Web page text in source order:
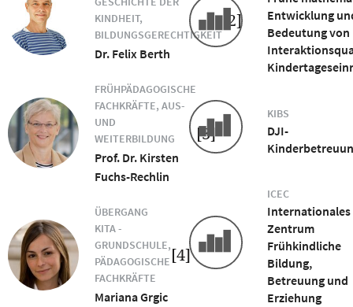
KINDHEIT,
BILDUNGSGERECHTIGKEIT
Dr. Felix Berth
[2]
FRÜHPÄDAGOGISCHE
FACHKRÄFTE, AUS-
UND
WEITERBILDUNG
Prof. Dr. Kirsten
Fuchs-Rechlin
[3]
ÜBERGANG
KITA -
GRUNDSCHULE,
PÄDAGOGISCHE
FACHKRÄFTE
Mariana Grgic
[4]
Entwicklung
Bedeutung von
KIBS
DJI-
ICEC
Internationales
Zentrum
Frühkindliche
Bildung,
Betreuung und
Erziehung